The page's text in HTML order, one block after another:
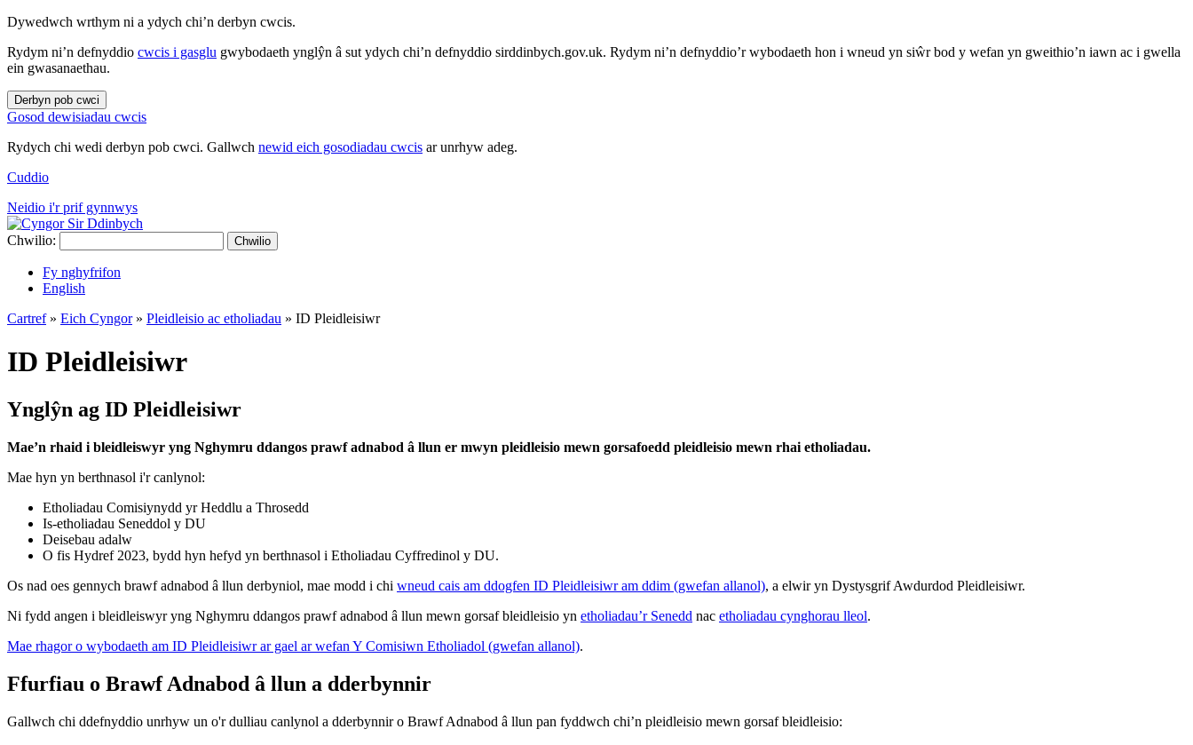
Dywedwch wrthym ni a ydych chi’n derbyn cwcis.
Rydym ni’n defnyddio cwcis i gasglu gwybodaeth ynglŷn â sut ydych chi’n defnyddio sirddinbych.gov.uk. Rydym ni’n defnyddio’r wybodaeth hon i wneud yn siŵr bod y wefan yn gweithio’n iawn ac i gwella
ein gwasanaethau.
Derbyn pob cwci
Gosod dewisiadau cwcis
Rydych chi wedi derbyn pob cwci. Gallwch newid eich gosodiadau cwcis ar unrhyw adeg.
Cuddio
Neidio i'r prif gynnwys
Chwilio: Chwilio
Fy nghyfrifon
English
Cartref» Eich Cyngor» Pleidleisio ac etholiadau » ID Pleidleisiwr
ID Pleidleisiwr
Ynglŷn ag ID Pleidleisiwr
Mae’n rhaid i bleidleiswyr yng Nghymru ddangos prawf adnabod â llun er mwyn pleidleisio mewn gorsafoedd pleidleisio mewn rhai etholiadau.
Mae hyn yn berthnasol i'r canlynol:
Etholiadau Comisiynydd yr Heddlu a Throsedd
Is-etholiadau Seneddol y DU
Deisebau adalw
O fis Hydref 2023, bydd hyn hefyd yn berthnasol i Etholiadau Cyffredinol y DU.
Os nad oes gennych brawf adnabod â llun derbyniol, mae modd i chi wneud cais am ddogfen ID Pleidleisiwr am ddim (gwefan allanol), a elwir yn Dystysgrif Awdurdod Pleidleisiwr.
Ni fydd angen i bleidleiswyr yng Nghymru ddangos prawf adnabod â llun mewn gorsaf bleidleisio yn etholiadau’r Senedd nac etholiadau cynghorau lleol.
Mae rhagor o wybodaeth am ID Pleidleisiwr ar gael ar wefan Y Comisiwn Etholiadol (gwefan allanol).
Ffurfiau o Brawf Adnabod â llun a dderbynnir
Gallwch chi ddefnyddio unrhyw un o'r dulliau canlynol a dderbynnir o Brawf Adnabod â llun pan fyddwch chi’n pleidleisio mewn gorsaf bleidleisio: